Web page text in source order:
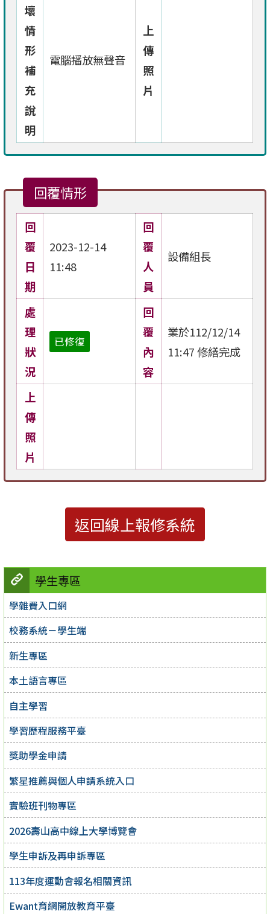
學生專區
學雜費入口網
校務系統－學生端
新生專區
本土語言專區
自主學習
學習歷程服務平臺
獎助學金申請
繁星推薦與個人申請系統入口
實驗班刊物專區
2026壽山高中線上大學博覽會
學生申訴及再申訴專區
113年度運動會報名相關資訊
Ewant育網開放教育平臺
壞
情
形
補
充
說
明
電腦播放無聲音
上
傳
照
片
回覆情形
回
覆
日
期
2023-12-14
11:48
回
覆
人
員
設備組長
處
理
狀
況
已修復
回
覆
內
容
業於112/12/14
11:47 修繕完成
上
傳
照
片
返回線上報修系統